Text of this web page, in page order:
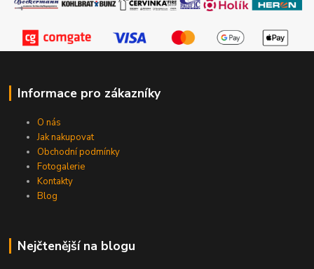
Informace pro zákazníky
O nás
Jak nakupovat
Obchodní podmínky
Fotogalerie
Kontakty
Blog
Nejčtenější na blogu